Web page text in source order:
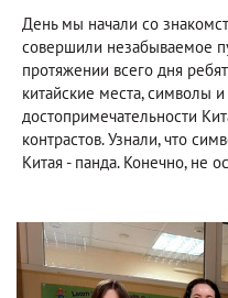
День мы начали со
совершили незабываемое
протяжении всего дня
китайские места, символы
достопримечательности
контрастов. Узнали, что
Китая - панда. Конечно, не